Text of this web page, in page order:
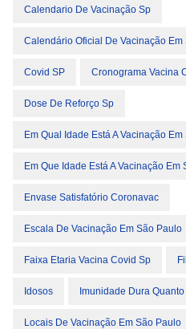
Calendario De Vacinação Sp
Calendário Oficial De Vacinação Em
Covid SP Cronograma Vacina
Dose De Reforço Sp
Em Qual Idade Está A Vacinação
Em Que Idade Está A Vacinação Em
Envase Satisfatório Coronavac
Escala De Vacinação Em São Paulo
Faixa Etaria Vacina Covid Sp
Idosos Imunidade Dura Quanto
Locais De Vacinação Em São Paulo